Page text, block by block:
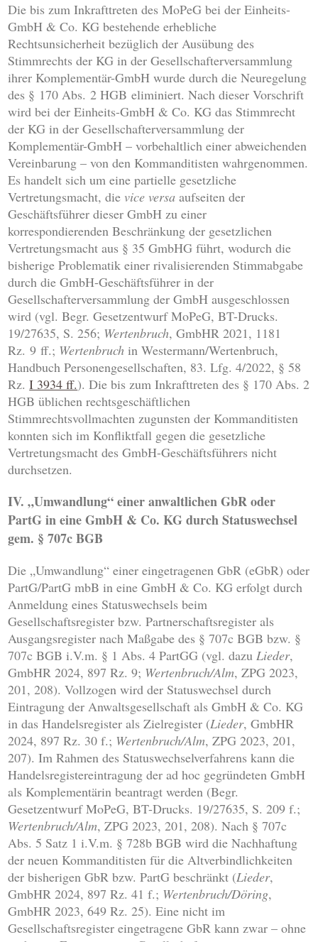
Die bis zum Inkrafttreten des MoPeG bei der Einheits-
GmbH & Co. KG bestehende erhebliche
Rechtsunsicherheit bezüglich der Ausübung des
Stimmrechts der KG in der Gesellschafterversammlung
ihrer Komplementär-GmbH wurde durch die Neuregelung
des § 170 Abs. 2 HGB eliminiert. Nach dieser Vorschrift
wird bei der Einheits-GmbH & Co. KG das Stimmrecht
der KG in der Gesellschafterversammlung der
Komplementär-GmbH – vorbehaltlich einer abweichenden
Vereinbarung – von den Kommanditisten wahrgenommen.
Es handelt sich um eine partielle gesetzliche
Vertretungsmacht, die vice versa aufseiten der
Geschäftsführer dieser GmbH zu einer
korrespondierenden Beschränkung der gesetzlichen
Vertretungsmacht aus § 35 GmbHG führt, wodurch die
bisherige Problematik einer rivalisierenden Stimmabgabe
durch die GmbH-Geschäftsführer in der
Gesellschafterversammlung der GmbH ausgeschlossen
wird (vgl. Begr. Gesetzentwurf MoPeG, BT-Drucks.
19/27635, S. 256; Wertenbruch, GmbHR 2021, 1181
Rz. 9 ff.; Wertenbruch in Westermann/Wertenbruch,
Handbuch Personengesellschaften, 83. Lfg. 4/2022, § 58
Rz.I 3934 ff.). Die bis zum Inkrafttreten des § 170 Abs. 2
HGB üblichen rechtsgeschäftlichen
Stimmrechtsvollmachten zugunsten der Kommanditisten
konnten sich im Konfliktfall gegen die gesetzliche
Vertretungsmacht des GmbH-Geschäftsführers nicht
durchsetzen.
IV. „Umwandlung“ einer anwaltlichen GbR oder
PartG in eine GmbH & Co. KG durch Statuswechsel
gem. § 707c BGB
Die „Umwandlung“ einer eingetragenen GbR (eGbR) oder
PartG/PartG mbB in eine GmbH & Co. KG erfolgt durch
Anmeldung eines Statuswechsels beim
Gesellschaftsregister bzw. Partnerschaftsregister als
Ausgangsregister nach Maßgabe des § 707c BGB bzw. §
707c BGB i.V.m. § 1 Abs. 4 PartGG (vgl. dazuLieder,
GmbHR 2024, 897 Rz. 9; Wertenbruch/Alm, ZPG 2023,
201, 208). Vollzogen wird der Statuswechsel durch
Eintragung der Anwaltsgesellschaft als GmbH & Co. KG
in das Handelsregister als Zielregister (Lieder, GmbHR
2024, 897 Rz. 30 f.; Wertenbruch/Alm, ZPG 2023, 201,
207). Im Rahmen des Statuswechselverfahrens kann die
Handelsregistereintragung der ad hoc gegründeten GmbH
als Komplementärin beantragt werden (Begr.
Gesetzentwurf MoPeG, BT-Drucks. 19/27635, S. 209 f.;
Wertenbruch/Alm, ZPG 2023, 201, 208). Nach § 707c
Abs. 5 Satz 1 i.V.m. § 728b BGB wird die Nachhaftung
der neuen Kommanditisten für die Altverbindlichkeiten
der bisherigen GbR bzw. PartG beschränkt (Lieder,
GmbHR 2024, 897 Rz. 41 f.; Wertenbruch/Döring,
GmbHR 2023, 649 Rz. 25). Eine nicht im
Gesellschaftsregister eingetragene GbR kann zwar – ohne